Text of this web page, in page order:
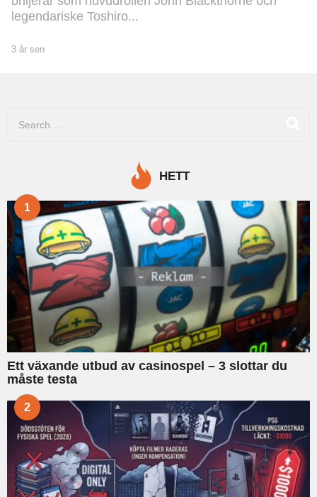
legendariske Toshiro...
3 år sen
o
HETT
1
Ett växande utbud av casinospel – 3 slottar du
måste testa
2